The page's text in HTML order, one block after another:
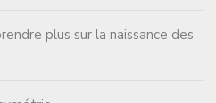
plus sur la naissance des